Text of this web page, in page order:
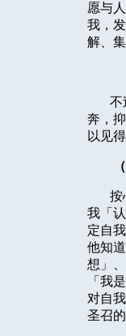
愿与
我，
解、
不
奔，
以见
按
我「认
定自
他知
想」
「我
对自
圣召